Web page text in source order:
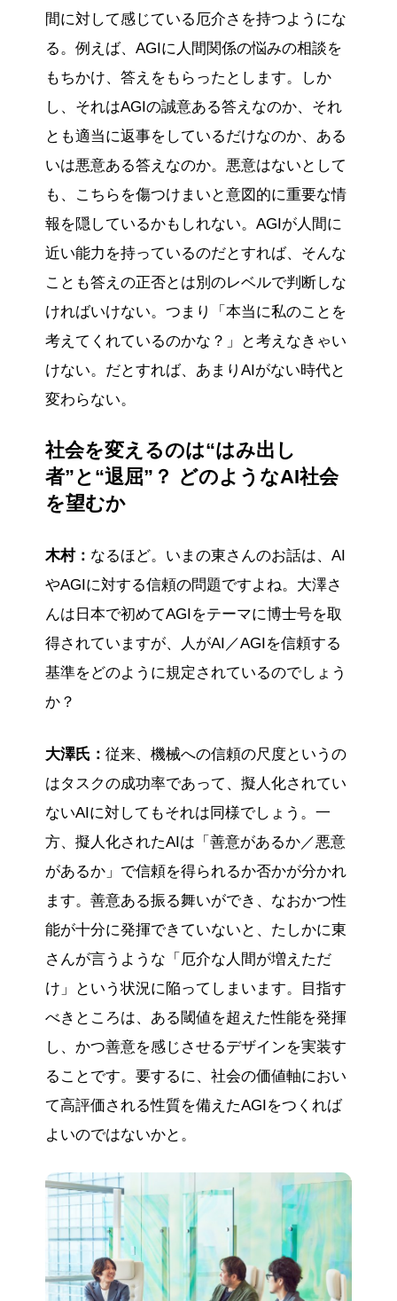
間に対して感じている厄介さを持つようにな
る。例えば、AGIに人間関係の悩みの相談を
もちかけ、答えをもらったとします。しか
し、それはAGIの誠意ある答えなのか、それ
とも適当に返事をしているだけなのか、ある
いは悪意ある答えなのか。悪意はないとして
も、こちらを傷つけまいと意図的に重要な情
報を隠しているかもしれない。AGIが人間に
近い能力を持っているのだとすれば、そんな
ことも答えの正否とは別のレベルで判断しな
ければいけない。つまり「本当に私のことを
考えてくれているのかな？」と考えなきゃい
けない。だとすれば、あまりAIがない時代と
変わらない。
社会を変えるのは“はみ出し
者”と“退屈”？ どのようなAI社会
を望むか
木村： なるほど。いまの東さんのお話は、AI
やAGIに対する信頼の問題ですよね。大澤さ
んは日本で初めてAGIをテーマに博士号を取
得されていますが、人がAI／AGIを信頼する
基準をどのように規定されているのでしょう
か？
大澤氏： 従来、機械への信頼の尺度というの
はタスクの成功率であって、擬人化されてい
ないAIに対してもそれは同様でしょう。一
方、擬人化されたAIは「善意があるか／悪意
があるか」で信頼を得られるか否かが分かれ
ます。善意ある振る舞いができ、なおかつ性
能が十分に発揮できていないと、たしかに東
さんが言うような「厄介な人間が増えただ
け」という状況に陥ってしまいます。目指す
べきところは、ある閾値を超えた性能を発揮
し、かつ善意を感じさせるデザインを実装す
ることです。要するに、社会の価値軸におい
て高評価される性質を備えたAGIをつくれば
よいのではないかと。